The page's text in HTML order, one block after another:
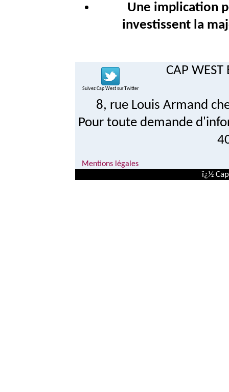
Une implication
investissent la
Suivez Cap West sur Twitter
CAP
8, rue Louis Armand
Pour toute demande
Mentions légales
ï¿½